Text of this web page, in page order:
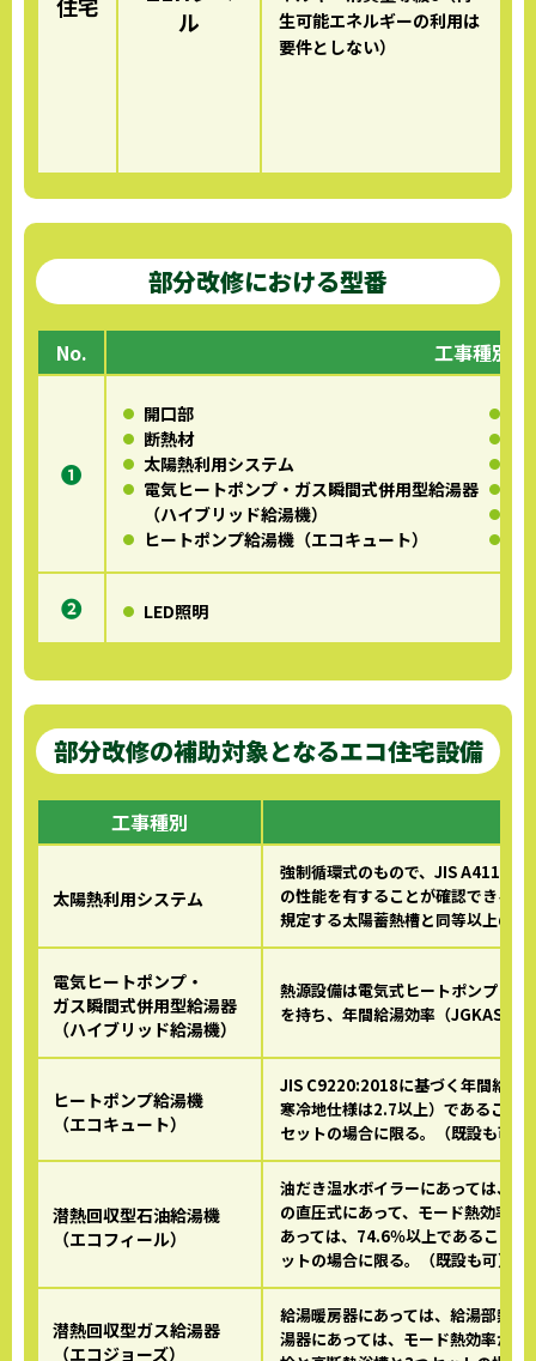
ル
生可能エネルギーの利用は
要件としない）
部分改修における型番
No. 工事種別
❶
開口部
断熱材
太陽熱利用システム
電気ヒートポンプ・ガス瞬間式併用型給湯器
（ハイブリッド給湯機）
ヒートポンプ給湯機（エコキュート）
❷ LED照明
部分改修の補助対象となるエコ住宅設備
工事種別
太陽熱利用システム
強制循環式のもので、JIS
の性能を有することが確認できる
規定する太陽蓄熱槽と同等以上の
電気ヒートポンプ・
ガス瞬間式併用型給湯器
（ハイブリッド給湯機）
熱源設備は電気式ヒートポンプと
を持ち、年間給湯効率（JGKAS
ヒートポンプ給湯機
（エコキュート）
JIS C9220:2018に基づく年間給湯
寒冷地仕様は2.7以上）であること
セットの場合に限る。（既設も可）
潜熱回収型石油給湯機
（エコフィール）
油だき温水ボイラーにあっては、
の直圧式にあって、モード熱効率
あっては、74.6％以上であること
ットの場合に限る。（既設も可）
潜熱回収型ガス給湯器
（エコジョーズ）
給湯暖房器にあっては、給湯部熱
湯器にあっては、モード熱効率が